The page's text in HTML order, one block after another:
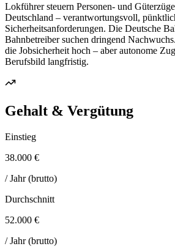
Lokführer steuern Personen- und
Deutschland – verantwortungsvoll,
Sicherheitsanforderungen. Die Deutsche
Bahnbetreiber suchen dringend
die Jobsicherheit hoch – aber autonome
Berufsbild langfristig.
Gehalt & Vergütung
Einstieg
38.000 €
/ Jahr (brutto)
Durchschnitt
52.000 €
/ Jahr (brutto)